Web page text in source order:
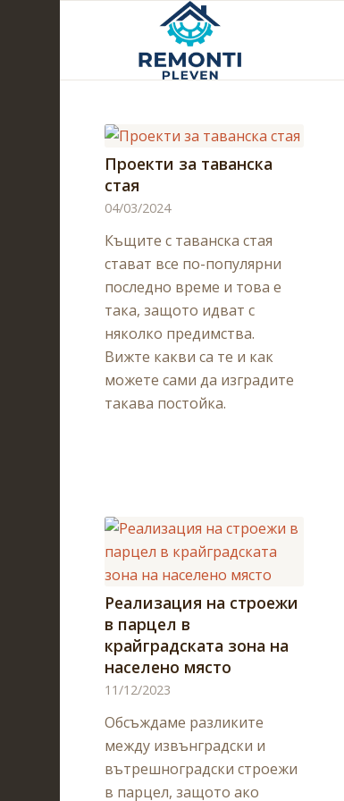
Проекти за таванска
стая
04/03/2024
Къщите с таванска стая
стават все по-популярни
последно време и това е
така, защото идват с
няколко предимства.
Вижте какви са те и как
можете сами да изградите
такава постойка.
Реализация на строежи
в парцел в
крайградската зона на
населено място
11/12/2023
Обсъждаме разликите
между извънградски и
вътрешноградски строежи
в парцел, защото ако